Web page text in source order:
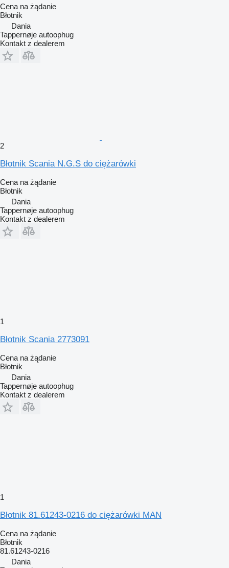
Cena na żądanie
Błotnik
Dania
Tappernøje autoophug
Kontakt z dealerem
2
Błotnik Scania N.G.S do ciężarówki
Cena na żądanie
Błotnik
Dania
Tappernøje autoophug
Kontakt z dealerem
1
Błotnik Scania 2773091
Cena na żądanie
Błotnik
Dania
Tappernøje autoophug
Kontakt z dealerem
1
Błotnik 81.61243-0216 do ciężarówki MAN
Cena na żądanie
Błotnik
81.61243-0216
Dania